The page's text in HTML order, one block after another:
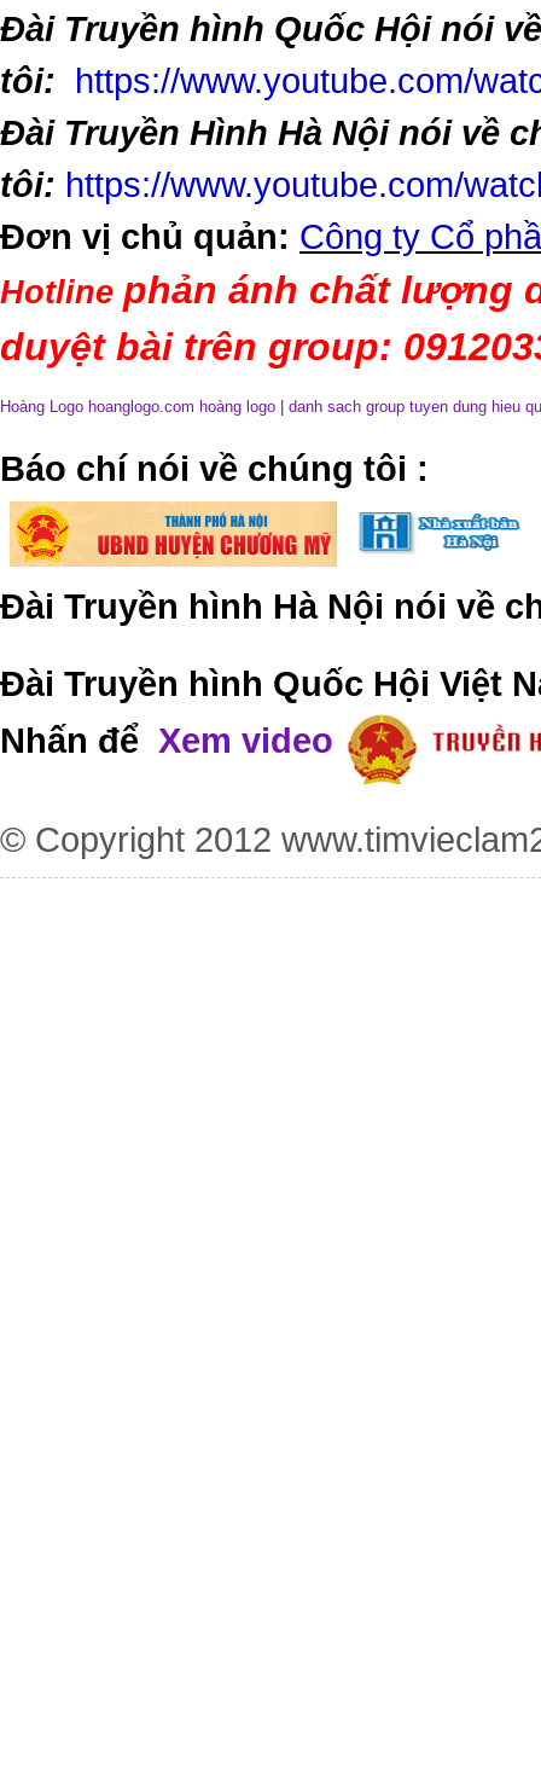
Đài Truyền hình Quốc Hội nói
tôi:
https://www.youtube.com/
Đài Truyền Hình Hà Nội nói về
tôi: https://www.youtube.com/
Đơn vị chủ quản: Công ty Cổ
Hotline phản ánh chất lượng
duyệt bài trên group:
Hoàng Logo hoanglogo.com hoàng logo danh sach group tuyen dung hieu
​Báo chí nói về chúng tôi :
Đài Truyền hình Hà Nội nói về
Đài Truyền hình Quốc Hội Việt
Nhấn để Xem video
© Copyright 2012